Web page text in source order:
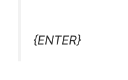
{ENTER}